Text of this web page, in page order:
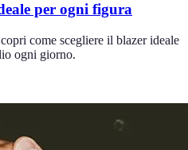
per ogni figura
come scegliere il blazer ideale
ogni giorno.